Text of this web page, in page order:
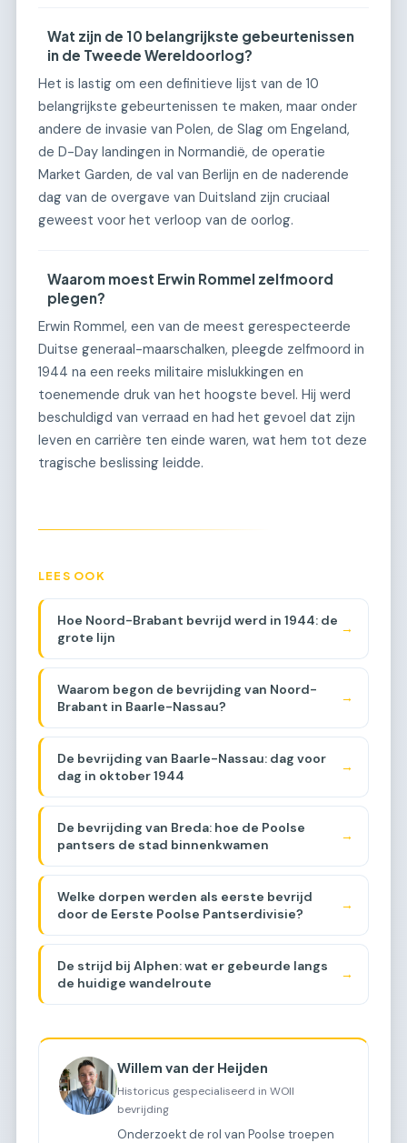
Wat zijn de 10 belangrijkste gebeurtenissen
in de Tweede Wereldoorlog?
Het is lastig om een definitieve lijst van de 10
belangrijkste gebeurtenissen te maken, maar onder
andere de invasie van Polen, de Slag om Engeland,
de D-Day landingen in Normandië, de operatie
Market Garden, de val van Berlijn en de naderende
dag van de overgave van Duitsland zijn cruciaal
geweest voor het verloop van de oorlog.
Waarom moest Erwin Rommel zelfmoord
plegen?
Erwin Rommel, een van de meest gerespecteerde
Duitse generaal-maarschalken, pleegde zelfmoord in
1944 na een reeks militaire mislukkingen en
toenemende druk van het hoogste bevel. Hij werd
beschuldigd van verraad en had het gevoel dat zijn
leven en carrière ten einde waren, wat hem tot deze
tragische beslissing leidde.
LEES OOK
Hoe Noord-Brabant bevrijd werd in 1944: de
grote lijn
→
Waarom begon de bevrijding van Noord-
Brabant in Baarle-Nassau?
→
De bevrijding van Baarle-Nassau: dag voor
dag in oktober 1944
→
De bevrijding van Breda: hoe de Poolse
pantsers de stad binnenkwamen
→
Welke dorpen werden als eerste bevrijd
door de Eerste Poolse Pantserdivisie?
→
De strijd bij Alphen: wat er gebeurde langs
de huidige wandelroute
→
Willem van der Heijden
Historicus gespecialiseerd in WOII
bevrijding
Onderzoekt de rol van Poolse troepen